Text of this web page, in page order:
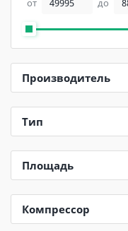
Производитель
Тип
Площадь
Компрессор